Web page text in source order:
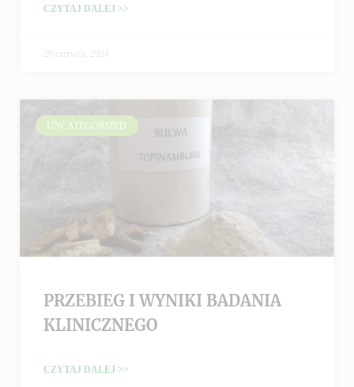
CZYTAJ DALEJ >>
26 czerwca, 2024
UNCATEGORIZED
PRZEBIEG I WYNIKI BADANIA
KLINICZNEGO
CZYTAJ DALEJ >>